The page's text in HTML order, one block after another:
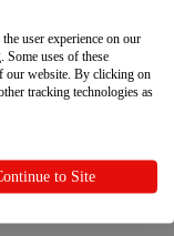
user experience on our
Some uses of these
our website. By clicking on
tracking technologies as
to Site